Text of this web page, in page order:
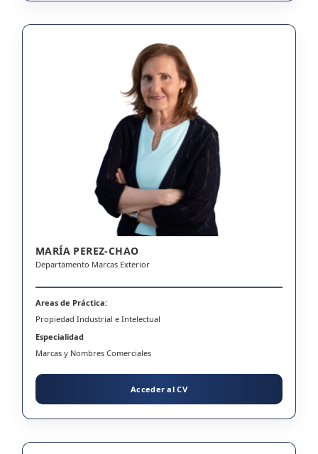
MARÍA PEREZ-CHAO
Departamento Marcas Exterior
Areas de Práctica:
Propiedad Industrial e Intelectual
Especialidad
Marcas y Nombres Comerciales
Acceder al CV